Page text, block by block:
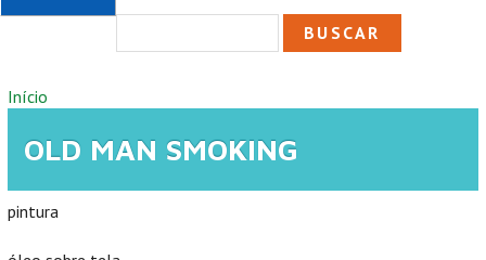
FORMULÁRIO DE
BUSCA
VOCÊ ESTÁ AQUI
Início
OLD MAN SMOKING
pintura